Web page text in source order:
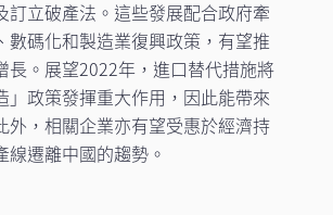
訂立破產法。這些發展配合政府牽
數碼化和製造業復興政策，有望推
長。展望2022年，進口替代措施將
」政策發揮重大作用，因此能帶來
外，相關企業亦有望受惠於經濟持
線遷離中國的趨勢。